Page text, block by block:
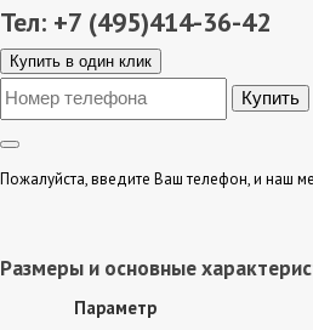
Тел: +7 (495)414-36-42
Купить в один клик
Пожалуйста, введите Ваш телефон, и наш
Размеры и основные
Параметр